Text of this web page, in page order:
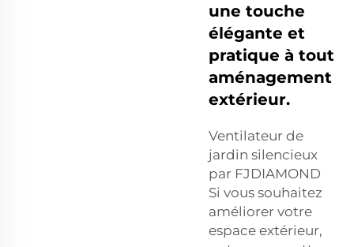
une touche
élégante et
pratique à tout
aménagement
extérieur.
Ventilateur de
jardin silencieux
par FJDIAMOND
Si vous souhaitez
améliorer votre
espace extérieur,